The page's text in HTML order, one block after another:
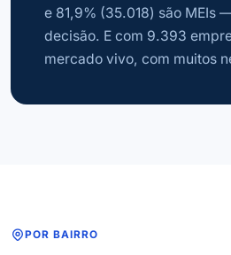
e 81,9% (35.018) são MEIs
decisão. E com 9.393
mercado vivo, com muitos
POR BAIRRO